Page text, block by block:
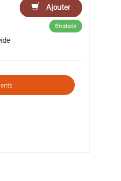
Ajouter
En stock